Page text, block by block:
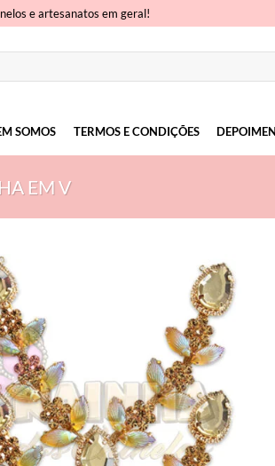
e artesanatos em geral!
SOMOS TERMOS E CONDIÇÕES
EM V